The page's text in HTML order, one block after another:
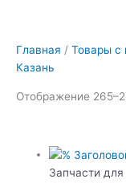
Главная / Товары с
Казань
Отображение
Запчасти для